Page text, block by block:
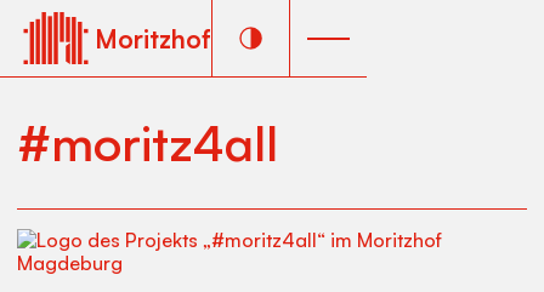
Moritzhof
#moritz4all